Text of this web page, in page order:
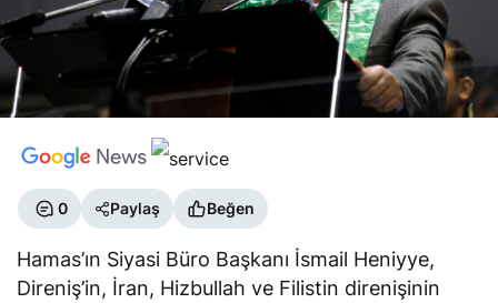
0 Paylaş Beğen
Hamas’ın Siyasi Büro Başkanı İsmail Heniyye,
Direniş’in, İran, Hizbullah ve Filistin direnişinin